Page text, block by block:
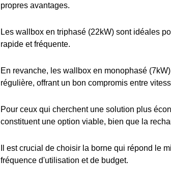
propres avantages.
Les wallbox en triphasé (22kW) sont idéales
rapide et fréquente.
En revanche, les wallbox en monophasé
régulière, offrant un bon compromis entre
Pour ceux qui cherchent une solution plus
constituent une option viable, bien que la
Il est crucial de choisir la borne qui répond le
fréquence d'utilisation et de budget.